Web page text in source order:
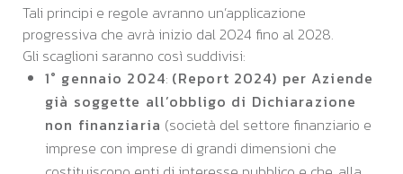
Tali principi e regole avranno un’applicazione
progressiva che avrà inizio dal 2024 fino al 2028.
Gli scaglioni saranno così suddivisi:
1° gennaio 2024: (Report 2024) per Aziende
già soggette all’obbligo di Dichiarazione
non finanziaria (società del settore finanziario e
imprese con imprese di grandi dimensioni che